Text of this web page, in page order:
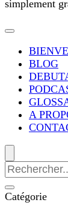
simplement
BLOG
A
Recherche
pour
:Catégorie